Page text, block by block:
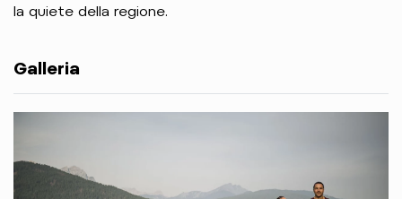
la quiete della regione.
Galleria